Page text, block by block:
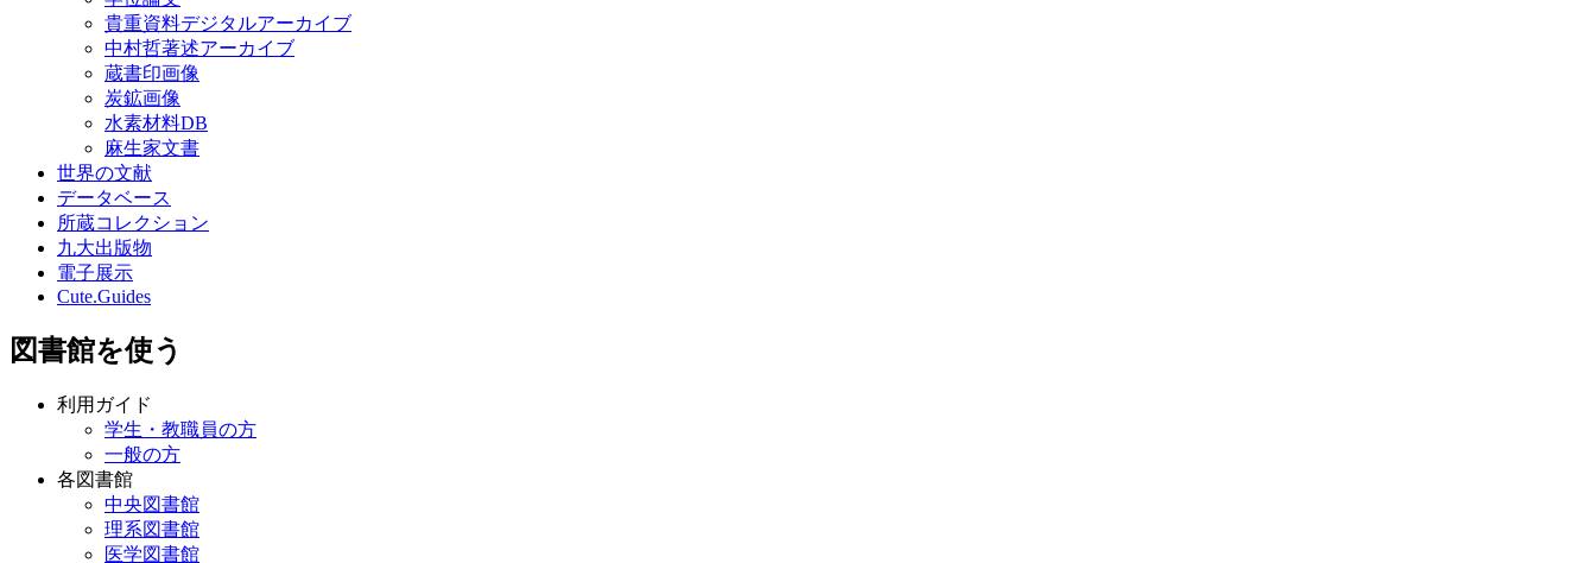
貴重資料デジタルアーカイブ
中村哲著述アーカイブ
蔵書印画像
炭鉱画像
水素材料DB
麻生家文書
世界の文献
データベース
所蔵コレクション
九大出版物
電子展示
Cute.Guides
図書館を使う
利用ガイド
学生・教職員の方
一般の方
各図書館
中央図書館
理系図書館
医学図書館